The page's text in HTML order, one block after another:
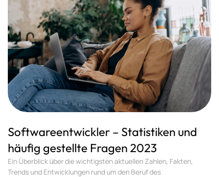
Softwareentwickler – Statistiken und
häufig gestellte Fragen 2023
Ein Überblick über die wichtigsten aktuellen Zahlen, Fakten,
Trends und Entwicklungen rund um den Beruf des